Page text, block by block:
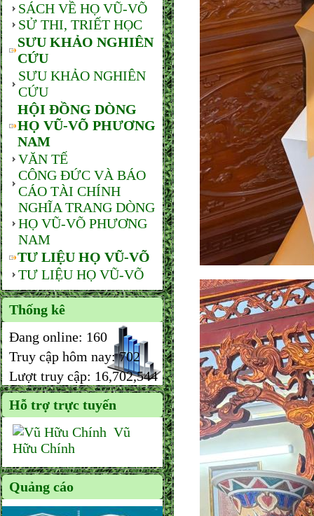
SÁCH VỀ HỌ VŨ-VÕ
SỬ THI, TRIẾT HỌC
SƯU KHẢO NGHIÊN
CỨU
SƯU KHẢO NGHIÊN
CỨU
HỘI ĐỒNG DÒNG
HỌ VŨ-VÕ PHƯƠNG
NAM
VĂN TẾ
CÔNG ĐỨC VÀ BÁO
CÁO TÀI CHÍNH
NGHĨA TRANG DÒNG
HỌ VŨ-VÕ PHƯƠNG
NAM
TƯ LIỆU HỌ VŨ-VÕ
TƯ LIỆU HỌ VŨ-VÕ
Thống kê
Đang online: 160
Truy cập hôm nay:702
Lượt truy cập: 16,702,544
Hỗ trợ trực tuyến
Vũ
Hữu Chính
Quảng cáo